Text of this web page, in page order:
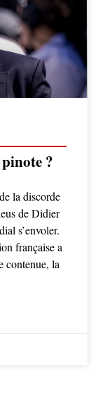
?
la discorde
de Didier
s’envoler.
française a
contenue, la